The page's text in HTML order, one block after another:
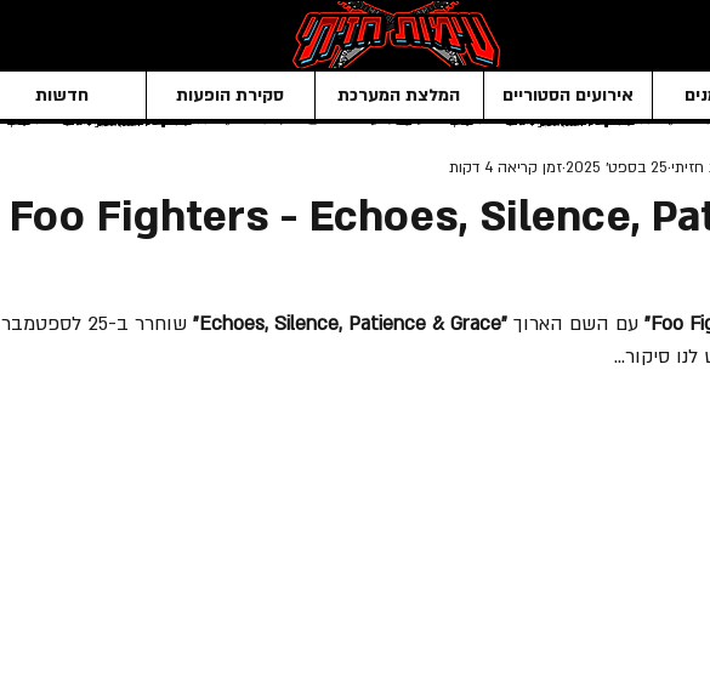
אירועים הסטוריים המלצת המערכת סקירת הופעות חדשות
Foo Fighters - Echoes, Silence,
25 בספט׳ 2025 זמן קריאה 4 דקות
עם השם הארוך "Echoes, Silence, Patience & Grace"
שוחרר ב-25 לספטמבר